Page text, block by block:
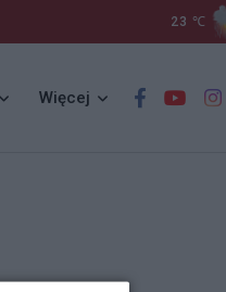
23 ℃
Więcej